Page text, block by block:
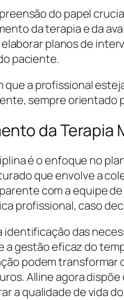
do papel
da terapia e da
planos de
paciente.
a profissional
sempre orientado
da Terapia
é o enfoque no
que envolve a
com a equipe
profissional, caso
identificação das
gestão eficaz do
podem
Alline agora
a qualidade de vida